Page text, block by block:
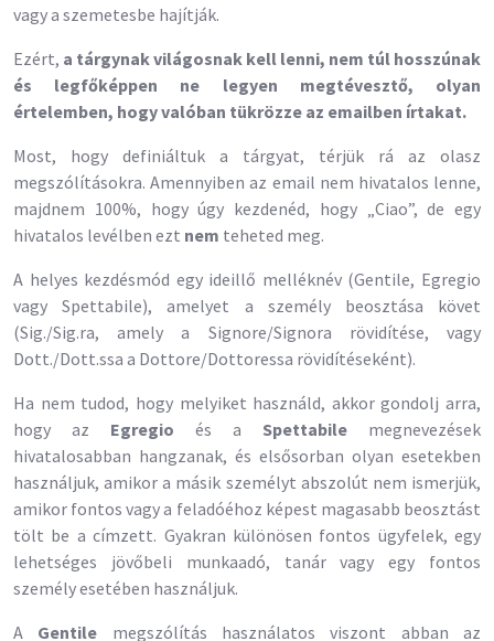
vagy a szemetesbe hajítják.
Ezért, a tárgynak világosnak kell lenni, nem túl hosszúnak
és legfőképpen ne legyen megtévesztő, olyan
értelemben, hogy valóban tükrözze az emailben írtakat.
Most, hogy definiáltuk a tárgyat, térjük rá az olasz
megszólításokra. Amennyiben az email nem hivatalos lenne,
majdnem 100%, hogy úgy kezdenéd, hogy „Ciao”, de egy
hivatalos levélben ezt nem teheted meg.
A helyes kezdésmód egy ideillő melléknév (Gentile, Egregio
vagy Spettabile), amelyet a személy beosztása követ
(Sig./Sig.ra, amely a Signore/Signora rövidítése, vagy
Dott./Dott.ssa a Dottore/Dottoressa rövidítéseként).
Ha nem tudod, hogy melyiket használd, akkor gondolj arra,
hogy az Egregio és a Spettabile megnevezések
hivatalosabban hangzanak, és elsősorban olyan esetekben
használjuk, amikor a másik személyt abszolút nem ismerjük,
amikor fontos vagy a feladóéhoz képest magasabb beosztást
tölt be a címzett. Gyakran különösen fontos ügyfelek, egy
lehetséges jövőbeli munkaadó, tanár vagy egy fontos
személy esetében használjuk.
A Gentile megszólítás használatos viszont abban az